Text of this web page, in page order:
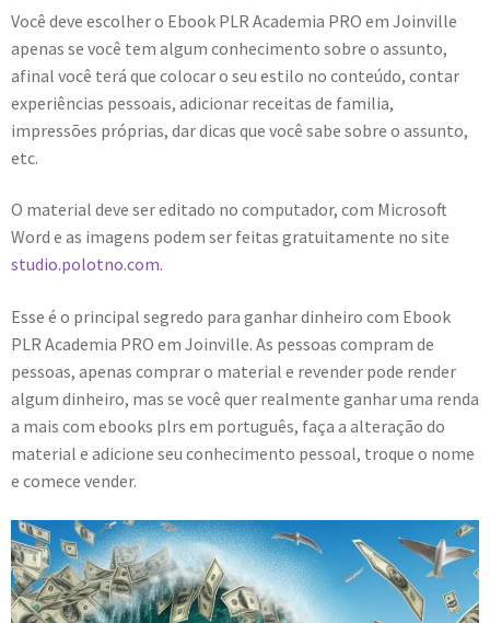
Você deve escolher o Ebook PLR Academia PRO em Joinville
apenas se você tem algum conhecimento sobre o assunto,
afinal você terá que colocar o seu estilo no conteúdo, contar
experiências pessoais, adicionar receitas de familia,
impressões próprias, dar dicas que você sabe sobre o assunto,
etc.
O material deve ser editado no computador, com Microsoft
Word e as imagens podem ser feitas gratuitamente no site
studio.polotno.com.
Esse é o principal segredo para ganhar dinheiro com Ebook
PLR Academia PRO em Joinville. As pessoas compram de
pessoas, apenas comprar o material e revender pode render
algum dinheiro, mas se você quer realmente ganhar uma renda
a mais com ebooks plrs em português, faça a alteração do
material e adicione seu conhecimento pessoal, troque o nome
e comece vender.